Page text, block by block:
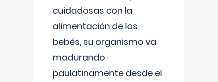
cuidadosas con la
alimentación de los
bebés, su organismo va
madurando
paulatinamente desde el